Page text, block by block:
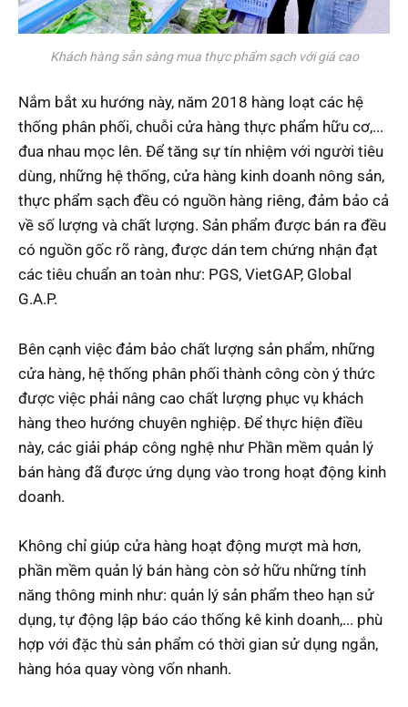
Khách hàng sẵn sàng mua thực phẩm sạch với giá cao
Nắm bắt xu hướng này, năm 2018 hàng loạt các hệ
thống phân phối, chuỗi cửa hàng thực phẩm hữu cơ,...
đua nhau mọc lên. Để tăng sự tín nhiệm với người tiêu
dùng, những hệ thống, cửa hàng kinh doanh nông sản,
thực phẩm sạch đều có nguồn hàng riêng, đảm bảo cả
về số lượng và chất lượng. Sản phẩm được bán ra đều
có nguồn gốc rõ ràng, được dán tem chứng nhận đạt
các tiêu chuẩn an toàn như: PGS, VietGAP, Global
G.A.P.
Bên cạnh việc đảm bảo chất lượng sản phẩm, những
cửa hàng, hệ thống phân phối thành công còn ý thức
được việc phải nâng cao chất lượng phục vụ khách
hàng theo hướng chuyên nghiệp. Để thực hiện điều
này, các giải pháp công nghệ như Phần mềm quản lý
bán hàng đã được ứng dụng vào trong hoạt động kinh
doanh.
Không chỉ giúp cửa hàng hoạt động mượt mà hơn,
phần mềm quản lý bán hàng còn sở hữu những tính
năng thông minh như: quản lý sản phẩm theo hạn sử
dụng, tự động lập báo cáo thống kê kinh doanh,... phù
hợp với đặc thù sản phẩm có thời gian sử dụng ngắn,
hàng hóa quay vòng vốn nhanh.